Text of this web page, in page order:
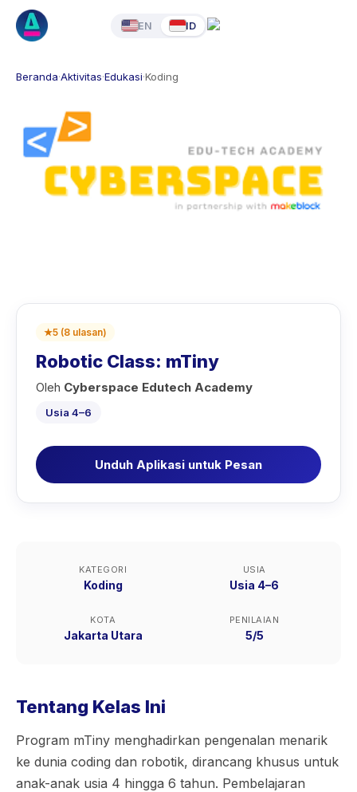
EN ID
Beranda·Aktivitas·Edukasi·Koding
★5 (8 ulasan)
Robotic Class: mTiny
Oleh Cyberspace Edutech Academy
Usia 4–6
Unduh Aplikasi untuk Pesan
KATEGORI
Koding
USIA
Usia 4–6
KOTA
Jakarta Utara
PENILAIAN
5/5
Tentang Kelas Ini
Program mTiny menghadirkan pengenalan menarik
ke dunia coding dan robotik, dirancang khusus untuk
anak-anak usia 4 hingga 6 tahun. Pembelajaran